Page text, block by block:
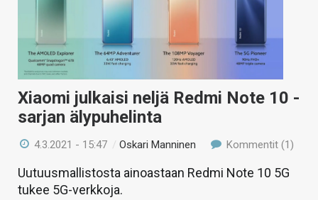
KAUPPA
VAIHDA TEEMA
HAKU
Xiaomi julkaisi neljä Redmi Note 10 -
sarjan älypuhelinta
4.3.2021 - 15:47 /Oskari Manninen Kommentit (1)
Uutuusmallistosta ainoastaan Redmi Note 10 5G
tukee 5G-verkkoja.